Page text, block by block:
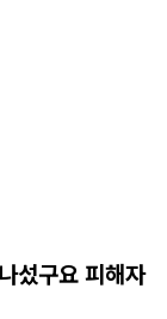
섰구요 피해자